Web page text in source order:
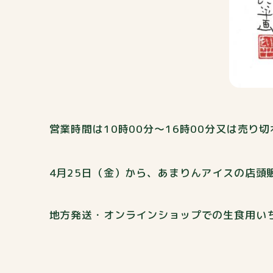
営業時間は10時00分〜16時00分又は売り切
4月25日（金）から、あまりんアイスの店頭
地方発送・オンラインショップでの生食用